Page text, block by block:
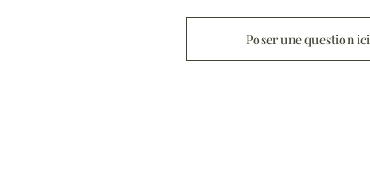
Poser une question ici